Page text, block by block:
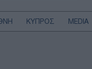
ΚΥΠΡΟΣ MEDIA